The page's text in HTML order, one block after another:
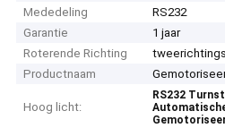
Mededeling
RS232
Garantie
1 jaar
Roterende Richting
tweerichtings
Productnaam
Hoog licht:
RS232